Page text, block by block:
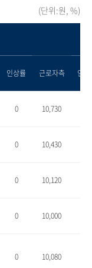
(단위:원, %)
인상률 근로자측 인
0 10,730
0 10,430
0 10,120
0 10,000
0 10,080